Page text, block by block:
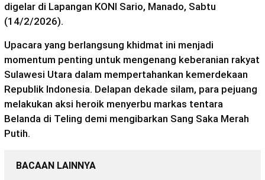
digelar di Lapangan KONI Sario, Manado, Sabtu
(14/2/2026).
Upacara yang berlangsung khidmat ini menjadi
momentum penting untuk mengenang keberanian rakyat
Sulawesi Utara dalam mempertahankan kemerdekaan
Republik Indonesia. Delapan dekade silam, para pejuang
melakukan aksi heroik menyerbu markas tentara
Belanda di Teling demi mengibarkan Sang Saka Merah
Putih.
BACAAN LAINNYA